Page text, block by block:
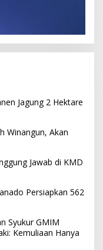
Jagung 2 Hektare
Winangun, Akan
Jawab di KMD
Persiapkan 562
Syukur GMIM
Kemuliaan Hanya